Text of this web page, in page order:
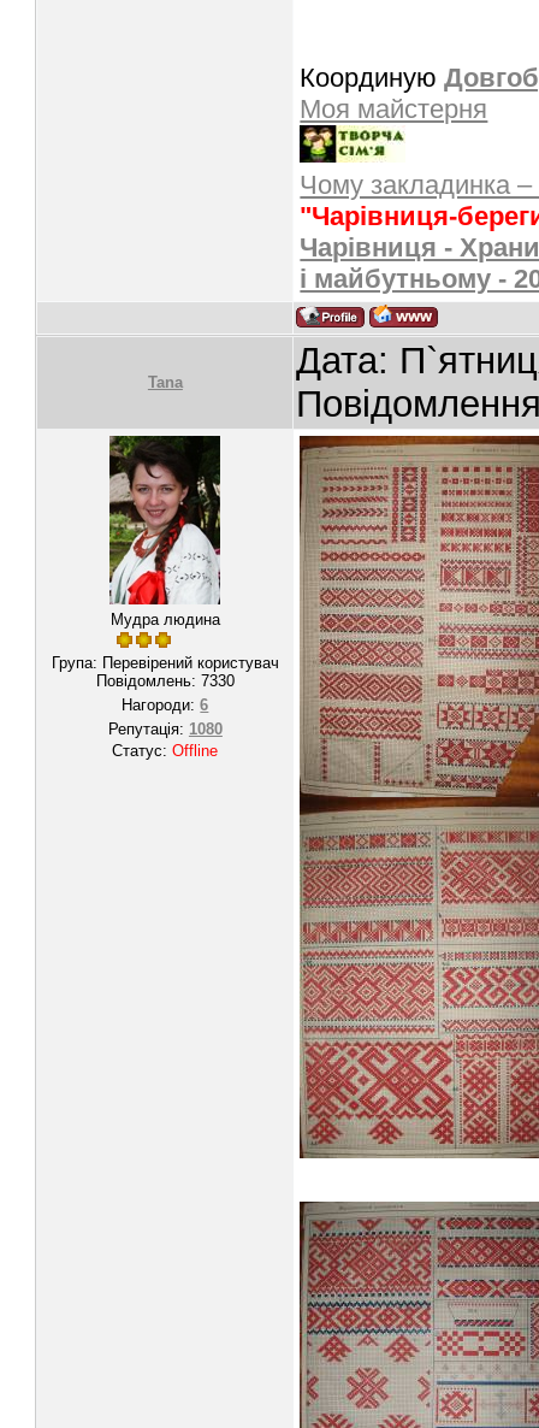
Координую
Моя майстерня
Чому закладинка
"Чарівниця-
Чарівниця -
і майбутньому -
Tana
Дата:
Мудра людина
Група: Перевірений користувач
Повідомлень: 7330
Нагороди:6
Репутація: 1080
Статус:Offline